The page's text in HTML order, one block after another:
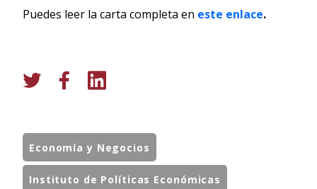
Puedes leer la carta completa en este enlace.
Economía y Negocios
Instituto de Políticas Económicas